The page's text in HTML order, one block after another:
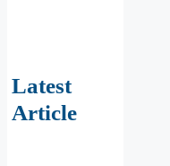
Latest
Article